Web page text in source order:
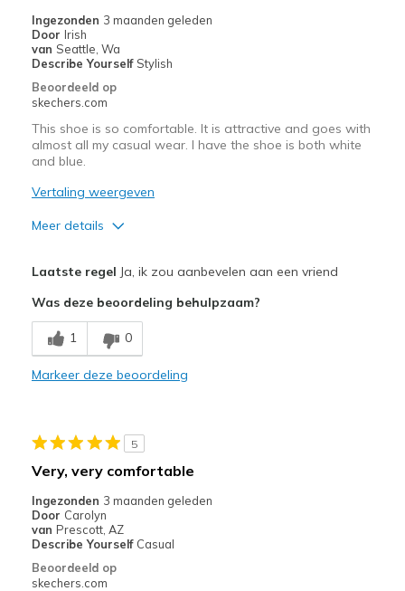
Width
Feels true to width
Sizing
View On Shoes
Shoes are for Wearing
Ingezonden 3 maanden geleden
Door Irish
van Seattle, Wa
Describe Yourself Stylish
Beoordeeld op
skechers.com
This shoe is so comfortable. It is attractive and goes with
almost all my casual wear. I have the shoe is both white
and blue.
Vertaling weergeven
Meer details
Breathe Well
Comfortable
Going Out
Laatste regel Ja, ik zou aanbevelen aan een vriend
Was deze beoordeling behulpzaam?
1 0
Markeer deze beoordeling
5
Very, very comfortable
Ingezonden 3 maanden geleden
Door Carolyn
van Prescott, AZ
Describe Yourself Casual
Beoordeeld op
skechers.com